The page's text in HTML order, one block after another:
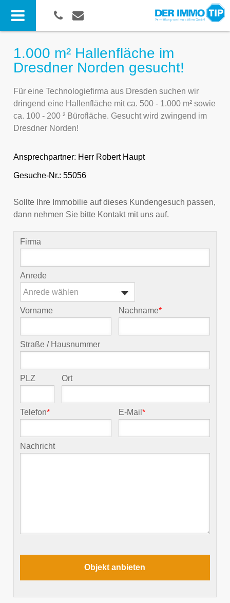
1.000 m² Hallenfläche im
Dresdner Norden gesucht!
Für eine Technologiefirma aus Dresden suchen wir
dringend eine Hallenfläche mit ca. 500 - 1.000 m² sowie
ca. 100 - 200 ² Bürofläche. Gesucht wird zwingend im
Dresdner Norden!
Ansprechpartner: Herr Robert Haupt
Gesuche-Nr.: 55056
Sollte Ihre Immobilie auf dieses Kundengesuch passen,
dann nehmen Sie bitte Kontakt mit uns auf.
Firma
Anrede
Anrede wählen
Vorname Nachname*
Straße / Hausnummer
PLZ Ort
Telefon* E-Mail*
Nachricht